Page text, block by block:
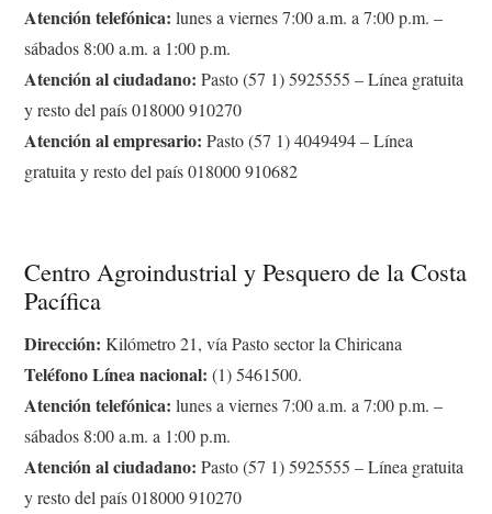
Atención telefónica: lunes a viernes 7:00 a.m. a 7:00 p.m. –
sábados 8:00 a.m. a 1:00 p.m.
Atención al ciudadano: Pasto (57 1) 5925555 – Línea gratuita
y resto del país 018000 910270
Atención al empresario: Pasto (57 1) 4049494 – Línea
gratuita y resto del país 018000 910682
Centro Agroindustrial y Pesquero de la Costa
Pacífica
Dirección: Kilómetro 21, vía Pasto sector la Chiricana
Teléfono Línea nacional: (1) 5461500.
Atención telefónica: lunes a viernes 7:00 a.m. a 7:00 p.m. –
sábados 8:00 a.m. a 1:00 p.m.
Atención al ciudadano: Pasto (57 1) 5925555 – Línea gratuita
y resto del país 018000 910270